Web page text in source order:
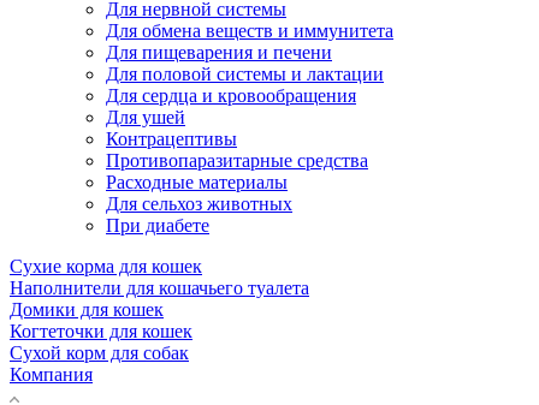
Для нервной системы
Для обмена веществ и иммунитета
Для пищеварения и печени
Для половой системы и лактации
Для сердца и кровообращения
Для ушей
Контрацептивы
Противопаразитарные средства
Расходные материалы
Для сельхоз животных
При диабете
Сухие корма для кошек
Наполнители для кошачьего туалета
Домики для кошек
Когтеточки для кошек
Сухой корм для собак
Компания